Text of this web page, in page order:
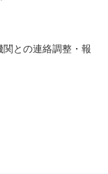
との連絡調整・報
等に該当しない場